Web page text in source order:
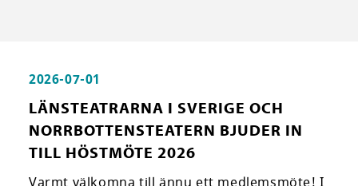
2026-07-01
LÄNSTEATRARNA I SVERIGE OCH
NORRBOTTENSTEATERN BJUDER IN
TILL HÖSTMÖTE 2026